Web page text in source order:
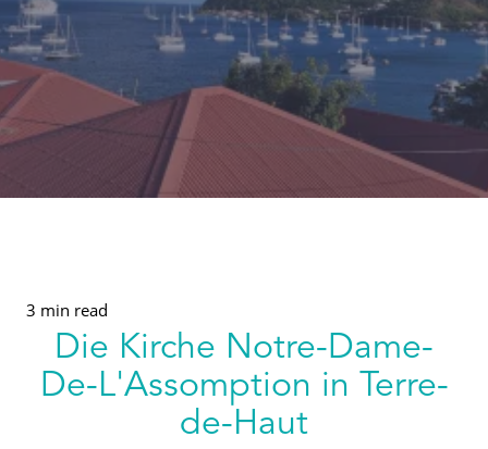
3 min read
Die Kirche Notre-Dame-
De-L'Assomption in Terre-
de-Haut